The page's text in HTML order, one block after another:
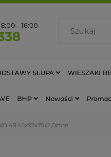
– 16:00
SŁUPA WIESZAKI
BHP Nowości
49 45x97x75x2,0mm